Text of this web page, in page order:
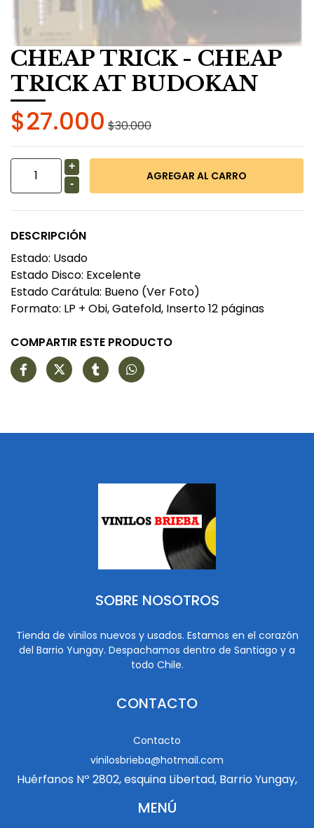
CHEAP TRICK - CHEAP
TRICK AT BUDOKAN
$27.000 $30.000
+
-
DESCRIPCIÓN
Estado: Usado
Estado Disco: Excelente
Estado Carátula: Bueno (Ver Foto)
Formato: LP + Obi, Gatefold, Inserto 12 páginas
COMPARTIR ESTE PRODUCTO
SOBRE NOSOTROS
Tienda de vinilos nuevos y usados. Estamos en el corazón
del Barrio Yungay. Despachamos dentro de Santiago y a
todo Chile.
CONTACTO
Contacto
vinilosbrieba@hotmail.com
Huérfanos Nº 2802, esquina Libertad, Barrio Yungay,
MENÚ